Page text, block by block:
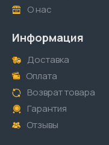
О нас
Информация
Доставка
Оплата
Возврат товара
Гарантия
Отзывы